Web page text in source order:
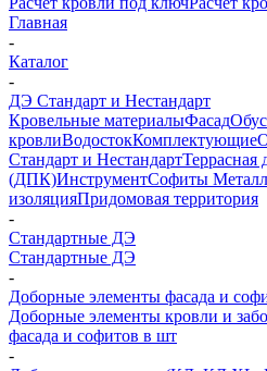
Главная
-
Каталог
-
ДЭ Стандарт и Нестандарт
Кровельные материалыФасад
кровлиВодостокКомплектующие
Стандарт и НестандартТеррасная
(ДПК)ИнструментСофиты
изоляцияПридомовая территория
-
Стандартные ДЭ
Стандартные ДЭ
-
Доборные элементы фасада и
Доборные элементы кровли и
фасада и софитов в шт
-